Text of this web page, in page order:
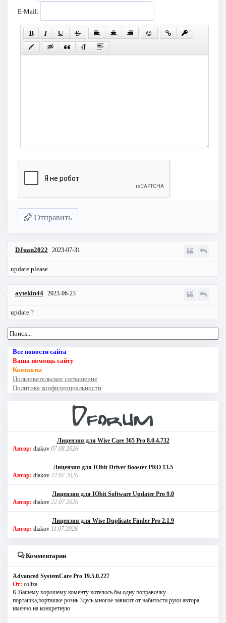
E-Mail:
Отправить
DJuan2022 2023-07-31
update please
aytekin44 2023-06-23
update ?
Все новости сайта
Ваша помощь сайту
Контакты
Пользовательское соглашение
Политика конфиденциальности
Лицензия для Wise Care 365 Pro 8.0.4.732
Автор: diakov 07.08.2026
Лицензия для IObit Driver Booster PRO 13.5
Автор: diakov 22.07.2026
Лицензия для IObit Software Updater Pro 9.0
Автор: diakov 22.07.2026
Лицензия для Wise Duplicate Finder Pro 2.1.9
Автор: diakov 11.07.2026
Комментарии
Advanced SystemCare Pro 19.5.0.227
От: coliza
К Вашему хорошему коменту хотелось бы одну поправочку -
порташка,порташке рознь.Здесь многое зависит от набитости руки автора
именно на конкретную